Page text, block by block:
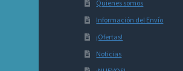
Quienes somos
Información del Envío
¡Ofertas!
Noticias